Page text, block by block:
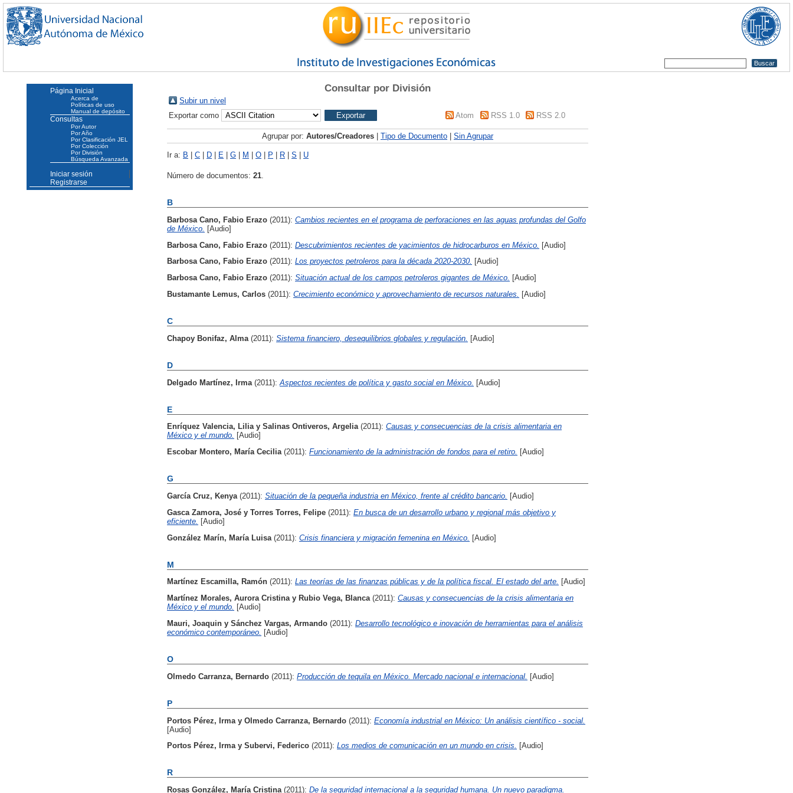
Consultar por División
Subir un nivel
Exportar como
Atom RSS 1.0 RSS 2.0
Agrupar por: Autores/Creadores Tipo de Documento Sin Agrupar
Ir a: B C D E G M O P R S U
Número de documentos: 21.
B
Barbosa Cano, Fabio Erazo (2011): Cambios recientes en el programa de perforaciones en las aguas profundas del Golfo
de México.
[Audio]
Barbosa Cano, Fabio Erazo (2011): Descubrimientos recientes de yacimientos de hidrocarburos en México. [Audio]
Barbosa Cano, Fabio Erazo (2011): Los proyectos petroleros para la década 2020-2030. [Audio]
Barbosa Cano, Fabio Erazo (2011): Situación actual de los campos petroleros gigantes de México. [Audio]
Bustamante Lemus, Carlos (2011): Crecimiento económico y aprovechamiento de recursos naturales. [Audio]
C
Chapoy Bonifaz, Alma (2011): Sistema financiero, desequilibrios globales y regulación. [Audio]
D
Delgado Martínez, Irma (2011): Aspectos recientes de política y gasto social en México. [Audio]
E
Enríquez Valencia, Liliay Salinas Ontiveros, Argelia (2011): Causas y consecuencias de la crisis alimentaria en
México y el mundo. [Audio]
Escobar Montero, María Cecilia (2011): Funcionamiento de la administración de fondos para el retiro. [Audio]
G
García Cruz, Kenya (2011): Situación de la pequeña industria en México, frente al crédito bancario.
[Audio]
Gasca Zamora, José y Torres Torres, Felipe (2011): En busca de un desarrollo urbano y regional más objetivo y
eficiente.
[Audio]
González Marín, María Luisa (2011): Crisis financiera y migración femenina en México. [Audio]
M
Martínez Escamilla, Ramón (2011): Las teorías de las finanzas públicas y de la política fiscal. El estado del arte. [Audio]
Martínez Morales, Aurora Cristinay Rubio Vega, Blanca (2011): Causas y consecuencias de la crisis alimentaria en
México y el mundo. [Audio]
Mauri, Joaquin y Sánchez Vargas, Armando (2011): Desarrollo tecnológico e inovación de herramientas para el análisis
económico contemporáneo.
[Audio]
O
Olmedo Carranza, Bernardo (2011): Producción de tequila en México. Mercado nacional e internacional. [Audio]
P
Portos Pérez, Irma y Olmedo Carranza, Bernardo (2011): Economía industrial en México: Un análisis científico - social.
[Audio]
Portos Pérez, Irmay Subervi, Federico (2011): Los medios de comunicación en un mundo en crisis. [Audio]
R
Rosas González, María Cristina (2011): De la seguridad internacional a la seguridad humana. Un nuevo paradigma.
Página Inicial
Acerca de
Políticas de uso
Manual de depósito
Consultas
Por Autor
Por Año
Por Clasificación JEL
Por Colección
Por División
Búsqueda Avanzada
Iniciar sesión
Registrarse